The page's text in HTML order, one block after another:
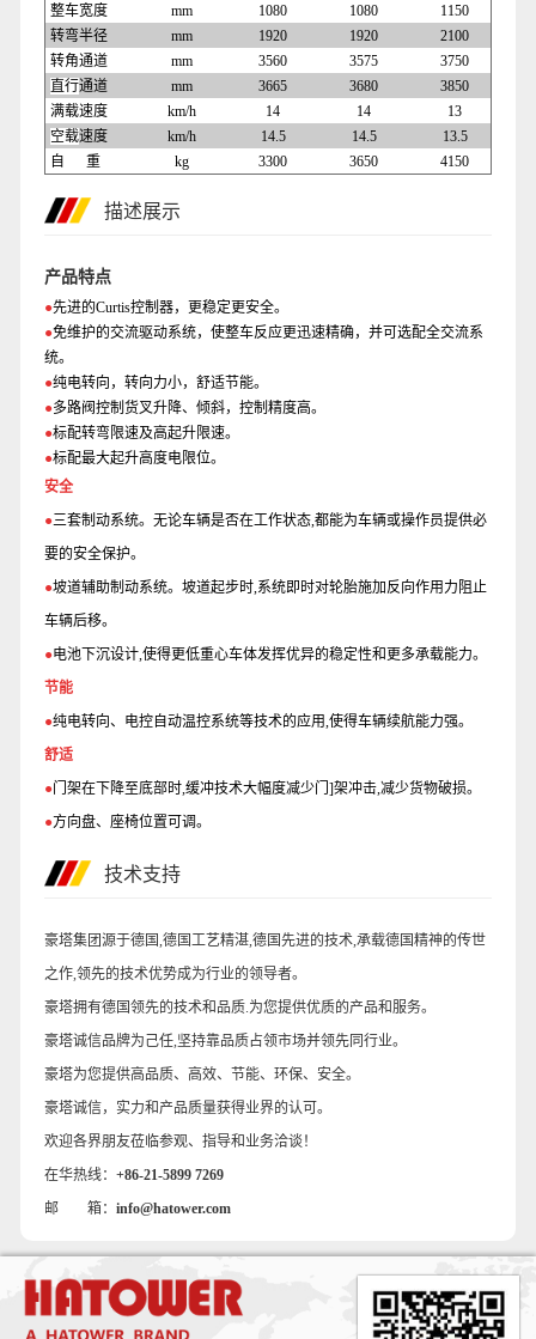
整车宽度
mm 1080 1080 1150
转弯半径
mm 1920 1920 2100
转角通道 mm 3560 3575 3750
直行通道 mm 3665 3680 3850
满载速度 km/h 14 14
13
空载速度 km/h 14.5 14.5 13.5
自 重
kg 3300 3650 4150
描述展示
产品特点
●先进的Curtis控制器，更稳定更安全。
●免维护的交流驱动系统，使整车反应更迅速精确，并可选配全交流系
统。
●纯电转向，转向力小，舒适节能。
●多路阀控制货叉升降、倾斜，控制精度高。
●标配转弯限速及高起升限速。
●标配最大起升高度电限位。
安全
●三套制动系统。无论车辆是否在工作状态,都能为车辆或操作员提供必
要的安全保护。
●坡道辅助制动系统。坡道起步时,系统即时对轮胎施加反向作用力阻止
车辆后移。
●电池下沉设计,使得更低重心车体发挥优异的稳定性和更多承载能力。
节能
●纯电转向、电控自动温控系统等技术的应用,使得车辆续航能力强。
舒适
●门架在下降至底部时,缓冲技术大幅度减少门]架冲击,减少货物破损。
●方向盘、座椅位置可调。
技术支持
豪塔集团源于德国,德国工艺精湛,德国先进的技术,承载德国精神的传世
之作,领先的技术优势成为行业的领导者。
豪塔拥有德国领先的技术和品质.为您提供优质的产品和服务。
豪塔诚信品牌为己任,坚持靠品质占领市场并领先同行业。
豪塔为您提供高品质、高效、节能、环保、安全。
豪塔诚信，实力和产品质量获得业界的认可。
欢迎各界朋友莅临参观、指导和业务洽谈！
在华热线： +86-21-5899 7269
邮 箱： info@hatower.com